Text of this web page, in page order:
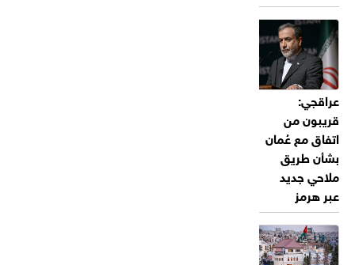
عراقجي:
قريبون من
اتفاق مع عُمان
بشأن طريق
ملاحي جديد
عبر هرمز